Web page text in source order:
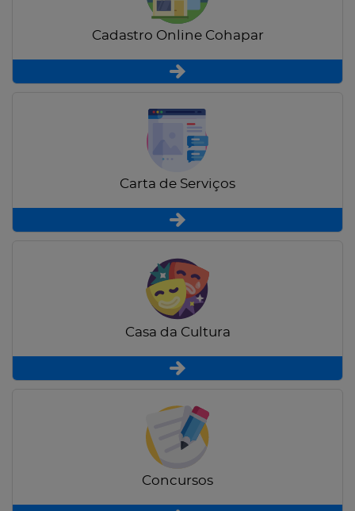
Cadastro Online Cohapar
Carta de Serviços
Casa da Cultura
Concursos